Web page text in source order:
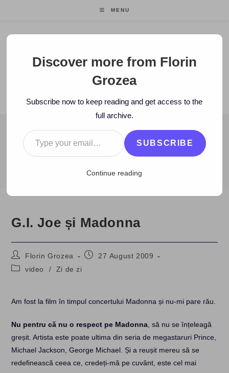
MENU
Florin Grozea
ENTREPRENEUR. FOUNDER/CEO MOCAPP.
BLOG
2009 > August > 27 > Zi de zi G.I. Joe și Madonna
G.I. Joe și Madonna
Post
author:
Florin Grozea
Post27 August 2009
Postvideo / Zi de zi
Am fost la film în timpul concertului Madonna și nu-mi pare rău.
Nu pentru că nu o respect pe Madonna , să nu se înțeleagă
greșit. Artista este poate ultima din seria de megastaruri Prince,
Michael Jackson, George Michael. Și a reușit mereu să se
redefinească ceea ce, credeți-mă pe cuvânt, este cel mai
Discover more from Florin
Grozea
Subscribe now to keep reading and get access to the
full archive.
Type your email…
SUBSCRIBE
Continue reading